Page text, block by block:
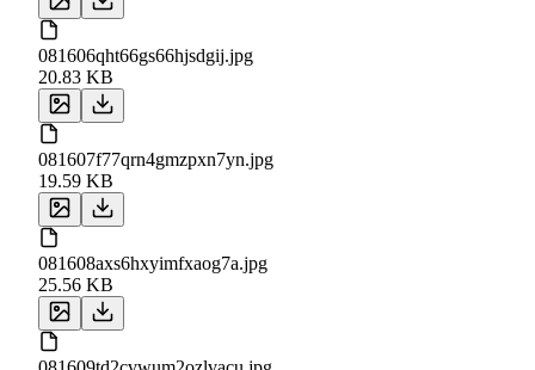
081606qht66gs66hjsdgij.jpg
20.83 KB
081607f77qrn4gmzpxn7yn.jpg
19.59 KB
081608axs6hxyimfxaog7a.jpg
25.56 KB